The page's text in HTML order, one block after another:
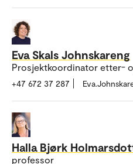
Eva Skals Johnskareng
Prosjektkoordinator etter-
+47 672 37 287
Halla Bjørk
professor